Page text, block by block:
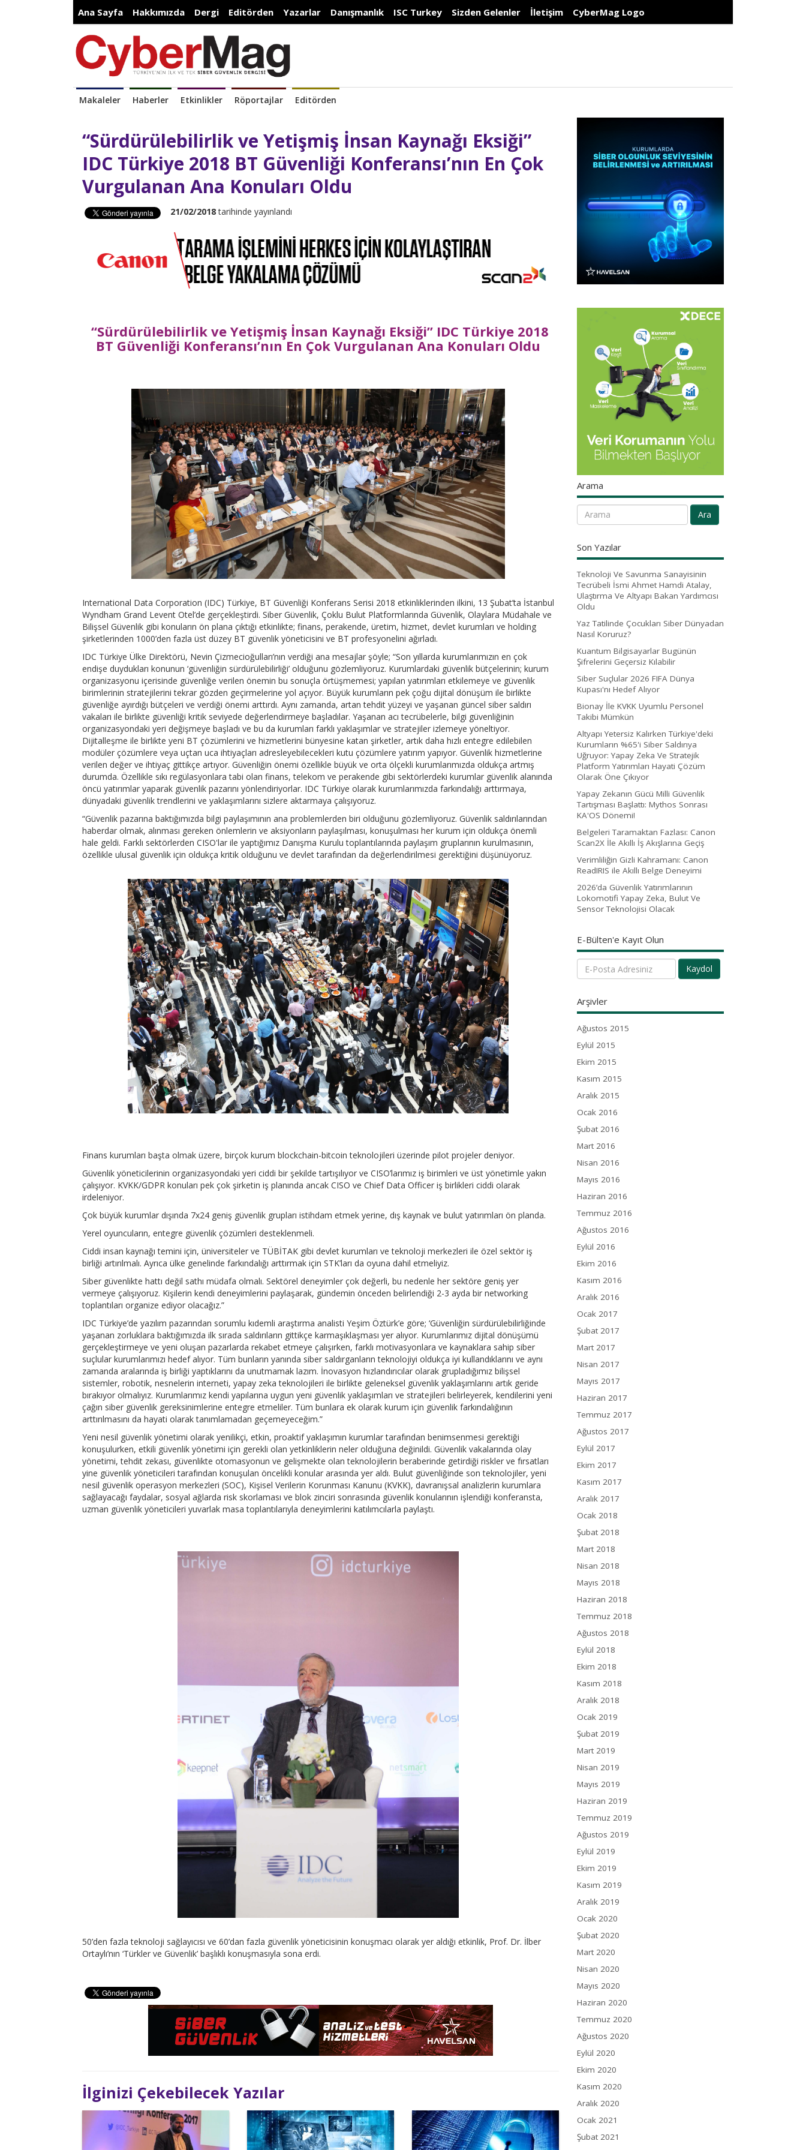
Ana Sayfa Hakkımızda Dergi Editörden Yazarlar Danışmanlık ISC Turkey Sizden Gelenler İletişim CyberMag Logo
Makaleler Haberler Etkinlikler Röportajlar Editörden
“Sürdürülebilirlik ve Yetişmiş İnsan Kaynağı Eksiği”
IDC Türkiye 2018 BT Güvenliği Konferansı’nın En Çok
Vurgulanan Ana Konuları Oldu
21/02/2018tarihinde yayınlandı
“Sürdürülebilirlik ve Yetişmiş İnsan Kaynağı Eksiği” IDC Türkiye 2018
BT Güvenliği Konferansı’nın En Çok Vurgulanan Ana Konuları Oldu
International Data Corporation (IDC) Türkiye, BT Güvenliği Konferans Serisi 2018 etkinliklerinden ilkini, 13 Şubat’ta İstanbul
Wyndham Grand Levent Otel’de gerçekleştirdi. Siber Güvenlik, Çoklu Bulut Platformlarında Güvenlik, Olaylara Müdahale ve
Bilişsel Güvenlik gibi konuların ön plana çıktığı etkinlikte; finans, perakende, üretim, hizmet, devlet kurumları ve holding
şirketlerinden 1000’den fazla üst düzey BT güvenlik yöneticisini ve BT profesyonelini ağırladı.
IDC Türkiye Ülke Direktörü, Nevin Çizmecioğulları’nın verdiği ana mesajlar şöyle; “Son yıllarda kurumlarımızın en çok
endişe duydukları konunun ‘güvenliğin sürdürülebilirliği’ olduğunu gözlemliyoruz. Kurumlardaki güvenlik bütçelerinin; kurum
organizasyonu içerisinde güvenliğe verilen önemin bu sonuçla örtüşmemesi; yapılan yatırımları etkilemeye ve güvenlik
birimlerinin stratejilerini tekrar gözden geçirmelerine yol açıyor. Büyük kurumların pek çoğu dijital dönüşüm ile birlikte
güvenliğe ayırdığı bütçeleri ve verdiği önemi arttırdı. Aynı zamanda, artan tehdit yüzeyi ve yaşanan güncel siber saldırı
vakaları ile birlikte güvenliği kritik seviyede değerlendirmeye başladılar. Yaşanan acı tecrübelerle, bilgi güvenliğinin
organizasyondaki yeri değişmeye başladı ve bu da kurumları farklı yaklaşımlar ve stratejiler izlemeye yöneltiyor.
Dijitalleşme ile birlikte yeni BT çözümlerini ve hizmetlerini bünyesine katan şirketler, artık daha hızlı entegre edilebilen
modüler çözümlere veya uçtan uca ihtiyaçları adresleyebilecekleri kutu çözümlere yatırım yapıyor. Güvenlik hizmetlerine
verilen değer ve ihtiyaç gittikçe artıyor. Güvenliğin önemi özellikle büyük ve orta ölçekli kurumlarımızda oldukça artmış
durumda. Özellikle sıkı regülasyonlara tabi olan finans, telekom ve perakende gibi sektörlerdeki kurumlar güvenlik alanında
öncü yatırımlar yaparak güvenlik pazarını yönlendiriyorlar. IDC Türkiye olarak kurumlarımızda farkındalığı arttırmaya,
dünyadaki güvenlik trendlerini ve yaklaşımlarını sizlere aktarmaya çalışıyoruz.
“Güvenlik pazarına baktığımızda bilgi paylaşımının ana problemlerden biri olduğunu gözlemliyoruz. Güvenlik saldırılarından
haberdar olmak, alınması gereken önlemlerin ve aksiyonların paylaşılması, konuşulması her kurum için oldukça önemli
hale geldi. Farklı sektörlerden CISO'lar ile yaptığımız Danışma Kurulu toplantılarında paylaşım gruplarının kurulmasının,
özellikle ulusal güvenlik için oldukça kritik olduğunu ve devlet tarafından da değerlendirilmesi gerektiğini düşünüyoruz.
Finans kurumları başta olmak üzere, birçok kurum blockchain-bitcoin teknolojileri üzerinde pilot projeler deniyor.
Güvenlik yöneticilerinin organizasyondaki yeri ciddi bir şekilde tartışılıyor ve CISO’larımız iş birimleri ve üst yönetimle yakın
çalışıyor. KVKK/GDPR konuları pek çok şirketin iş planında ancak CISO ve Chief Data Officer iş birlikleri ciddi olarak
irdeleniyor.
Çok büyük kurumlar dışında 7x24 geniş güvenlik grupları istihdam etmek yerine, dış kaynak ve bulut yatırımları ön planda.
Yerel oyuncuların, entegre güvenlik çözümleri desteklenmeli.
Ciddi insan kaynağı temini için, üniversiteler ve TÜBİTAK gibi devlet kurumları ve teknoloji merkezleri ile özel sektör iş
birliği artırılmalı. Ayrıca ülke genelinde farkındalığı arttırmak için STK’ları da oyuna dahil etmeliyiz.
Siber güvenlikte hattı değil sathı müdafa olmalı. Sektörel deneyimler çok değerli, bu nedenle her sektöre geniş yer
vermeye çalışıyoruz. Kişilerin kendi deneyimlerini paylaşarak, gündemin önceden belirlendiği 2-3 ayda bir networking
toplantıları organize ediyor olacağız.”
IDC Türkiye’de yazılım pazarından sorumlu kıdemli araştırma analisti Yeşim Öztürk’e göre; ‘Güvenliğin sürdürülebilirliğinde
yaşanan zorluklara baktığımızda ilk sırada saldırıların gittikçe karmaşıklaşması yer alıyor. Kurumlarımız dijital dönüşümü
gerçekleştirmeye ve yeni oluşan pazarlarda rekabet etmeye çalışırken, farklı motivasyonlara ve kaynaklara sahip siber
suçlular kurumlarımızı hedef alıyor. Tüm bunların yanında siber saldırganların teknolojiyi oldukça iyi kullandıklarını ve aynı
zamanda aralarında iş birliği yaptıklarını da unutmamak lazım. İnovasyon hızlandırıcılar olarak grupladığımız bilişsel
sistemler, robotik, nesnelerin interneti, yapay zeka teknolojileri ile birlikte geleneksel güvenlik yaklaşımlarını artık geride
bırakıyor olmalıyız. Kurumlarımız kendi yapılarına uygun yeni güvenlik yaklaşımları ve stratejileri belirleyerek, kendilerini yeni
çağın siber güvenlik gereksinimlerine entegre etmeliler. Tüm bunlara ek olarak kurum için güvenlik farkındalığının
arttırılmasını da hayati olarak tanımlamadan geçemeyeceğim.”
Yeni nesil güvenlik yönetimi olarak yenilikçi, etkin, proaktif yaklaşımın kurumlar tarafından benimsenmesi gerektiği
konuşulurken, etkili güvenlik yönetimi için gerekli olan yetkinliklerin neler olduğuna değinildi. Güvenlik vakalarında olay
yönetimi, tehdit zekası, güvenlikte otomasyonun ve gelişmekte olan teknolojilerin beraberinde getirdiği riskler ve fırsatları
yine güvenlik yöneticileri tarafından konuşulan öncelikli konular arasında yer aldı. Bulut güvenliğinde son teknolojiler, yeni
nesil güvenlik operasyon merkezleri (SOC), Kişisel Verilerin Korunması Kanunu (KVKK), davranışsal analizlerin kurumlara
sağlayacağı faydalar, sosyal ağlarda risk skorlaması ve blok zinciri sonrasında güvenlik konularının işlendiği konferansta,
uzman güvenlik yöneticileri yuvarlak masa toplantılarıyla deneyimlerini katılımcılarla paylaştı.
50’den fazla teknoloji sağlayıcısı ve 60’dan fazla güvenlik yöneticisinin konuşmacı olarak yer aldığı etkinlik, Prof. Dr. İlber
Ortaylı’nın ‘Türkler ve Güvenlik’ başlıklı konuşmasıyla sona erdi.
İlginizi Çekebilecek Yazılar
Arama
Ara
Son Yazılar
Teknoloji Ve Savunma Sanayisinin
Tecrübeli İsmi Ahmet Hamdi Atalay,
Ulaştırma Ve Altyapı Bakan Yardımcısı
Oldu
Yaz Tatilinde Çocukları Siber Dünyadan
Nasıl Koruruz?
Kuantum Bilgisayarlar Bugünün
Şifrelerini Geçersiz Kılabilir
Siber Suçlular 2026 FIFA Dünya
Kupası'nı Hedef Alıyor
Bionay İle KVKK Uyumlu Personel
Takibi Mümkün
Altyapı Yetersiz Kalırken Türkiye'deki
Kurumların %65'i Siber Saldırıya
Uğruyor: Yapay Zeka Ve Stratejik
Platform Yatırımları Hayati Çözüm
Olarak Öne Çıkıyor
Yapay Zekanın Gücü Milli Güvenlik
Tartışması Başlattı: Mythos Sonrası
KA'OS Dönemi!
Belgeleri Taramaktan Fazlası: Canon
Scan2X İle Akıllı İş Akışlarına Geçiş
Verimliliğin Gizli Kahramanı: Canon
ReadIRIS ile Akıllı Belge Deneyimi
2026’da Güvenlik Yatırımlarının
Lokomotifi Yapay Zeka, Bulut Ve
Sensor Teknolojisi Olacak
E-Bülten'e Kayıt Olun
Kaydol
Arşivler
Ağustos 2015
Eylül 2015
Ekim 2015
Kasım 2015
Aralık 2015
Ocak 2016
Şubat 2016
Mart 2016
Nisan 2016
Mayıs 2016
Haziran 2016
Temmuz 2016
Ağustos 2016
Eylül 2016
Ekim 2016
Kasım 2016
Aralık 2016
Ocak 2017
Şubat 2017
Mart 2017
Nisan 2017
Mayıs 2017
Haziran 2017
Temmuz 2017
Ağustos 2017
Eylül 2017
Ekim 2017
Kasım 2017
Aralık 2017
Ocak 2018
Şubat 2018
Mart 2018
Nisan 2018
Mayıs 2018
Haziran 2018
Temmuz 2018
Ağustos 2018
Eylül 2018
Ekim 2018
Kasım 2018
Aralık 2018
Ocak 2019
Şubat 2019
Mart 2019
Nisan 2019
Mayıs 2019
Haziran 2019
Temmuz 2019
Ağustos 2019
Eylül 2019
Ekim 2019
Kasım 2019
Aralık 2019
Ocak 2020
Şubat 2020
Mart 2020
Nisan 2020
Mayıs 2020
Haziran 2020
Temmuz 2020
Ağustos 2020
Eylül 2020
Ekim 2020
Kasım 2020
Aralık 2020
Ocak 2021
Şubat 2021